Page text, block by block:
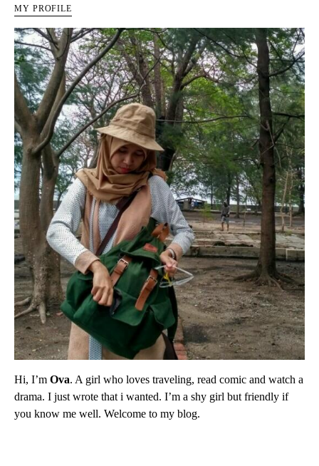
MY PROFILE
Hi, I’m Ova. A girl who loves traveling, read comic and watch a
drama. I just wrote that i wanted. I’m a shy girl but friendly if
you know me well. Welcome to my blog.